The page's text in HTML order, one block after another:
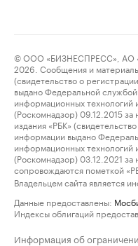
© ООО «БИЗНЕСПРЕСС», АО
2026. Сообщения и
(свидетельство о
выдано Федеральной
информационных технологий
(Роскомнадзор) 09.12.2015
издания «РБК»
информации выдано
информационных технологий
(Роскомнадзор) 03.12.2021
сопровождаются пометкой
Владельцем сайта является
Данные предоставлены:
Индексы облигаций
Информация об